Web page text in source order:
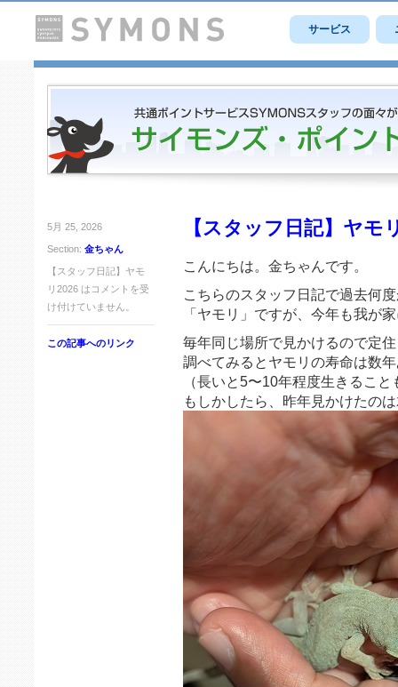
サービス
5月 25, 2026
Section: 金ちゃん
【スタッフ日記】ヤモ
リ2026 は コメントを受
け付けていません。
この記事へのリンク
【スタッフ日記】ヤモ
こんにちは。金ちゃんです。
こちらのスタッフ日記で過去何
「ヤモリ」ですが、今年も我が
毎年同じ場所で見かけるので定
調べてみるとヤモリの寿命は数
（長いと5〜10年程度生きるこ
もしかしたら、昨年見かけたの